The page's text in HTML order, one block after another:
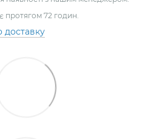
протягом 72 годин.
доставку